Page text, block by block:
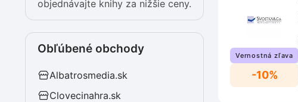
objednávajte knihy za nižšie ceny.
Obľúbené obchody
Albatrosmedia.sk
Clovecinahra.sk
Vernostná zľava
-10%